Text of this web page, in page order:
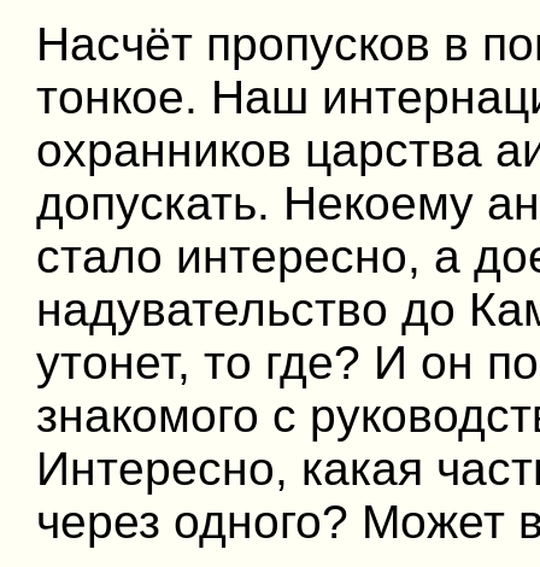
Насчёт пропусков в
тонкое. Наш
охранников царства
допускать. Некоему
стало интересно, а
надувательство до
утонет, то где? И он
знакомого с
Интересно, какая
через одного? Может